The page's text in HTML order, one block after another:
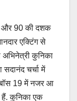
और 90 की दशक
एक्टिंग से
अभिनेत्री कुनिका
चर्चा में
बॉस 19 में नजर आ
कुनिका एक